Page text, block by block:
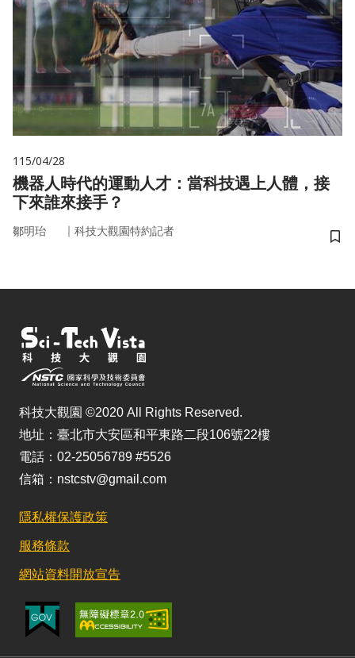
115/04/28
機器人時代的運動人才：當科技遇上人體，接
下來誰來接手？
鄒明珆 ｜ 科技大觀園特約記者
儲
科技大觀園 ©2020 All Rights Reserved.
地址：臺北市大安區和平東路二段106號22樓
電話：02-25056789 #5526
信箱：nstcstv@gmail.com
隱私權保護政策
服務條款
網站資料開放宣告